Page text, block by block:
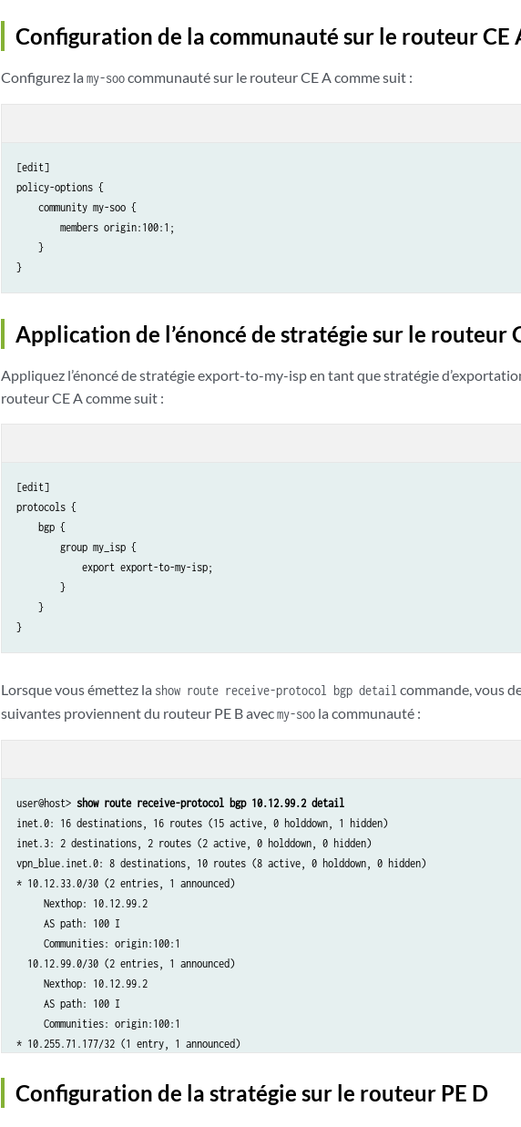
Configuration de la communauté sur le routeur CE
Configurez la my-soocommunauté sur le routeur CE A comme suit :
[edit]
policy-options {
    community my-soo {
        members origin:100:1;
    }
Application de l’énoncé de stratégie sur le routeur
Appliquez l’énoncé de stratégie export-to-my-isp en tant que stratégie
routeur CE A comme suit :
[edit]
protocols {
    bgp {
        group my_isp {
            export export-to-my-isp;
        }
    }
Lorsque vous émettez la show route receive-protocol bgp detail commande, vous
suivantes proviennent du routeur PE B avecmy-soo la communauté :
user@host> show route receive-protocol bgp 10.12.99.2 detail
inet.0: 16 destinations, 16 routes (15 active, 0 holddown, 1 hidden)
inet.3: 2 destinations, 2 routes (2 active, 0 holddown, 0 hidden)
vpn_blue.inet.0: 8 destinations, 10 routes (8 active, 0 holddown, 0 hidden)
* 10.12.33.0/30 (2 entries, 1 announced)
     Nexthop: 10.12.99.2
     AS path: 100 I
     Communities: origin:100:1
  10.12.99.0/30 (2 entries, 1 announced)
     Nexthop: 10.12.99.2
     AS path: 100 I
     Communities: origin:100:1
* 10.255.71.177/32 (1 entry, 1 announced)
     AS path: 100 I
     Communities: origin:100:1
Configuration de la stratégie sur le routeur PE D